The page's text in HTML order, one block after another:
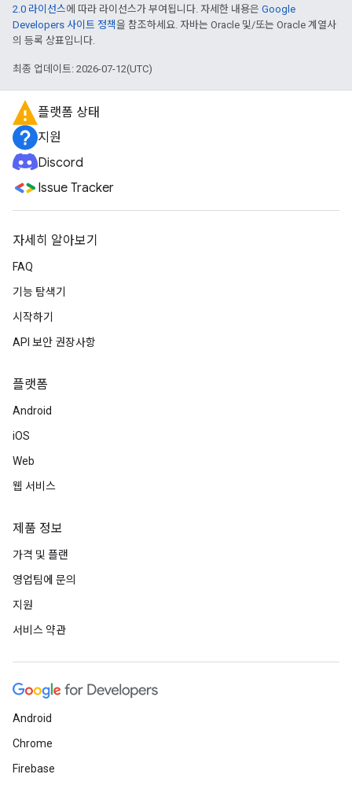
2.0 라이선스에 따라 라이선스가 부여됩니다. 자세한 내용은 Google
Developers 사이트 정책을 참조하세요. 자바는 Oracle 및/또는 Oracle 계열사
의 등록 상표입니다.
최종 업데이트: 2026-07-12(UTC)
플랫폼 상태
지원
Discord
Issue Tracker
자세히 알아보기
FAQ
기능 탐색기
시작하기
API 보안 권장사항
플랫폼
Android
iOS
Web
웹 서비스
제품 정보
가격 및 플랜
영업팀에 문의
지원
서비스 약관
Android
Chrome
Firebase